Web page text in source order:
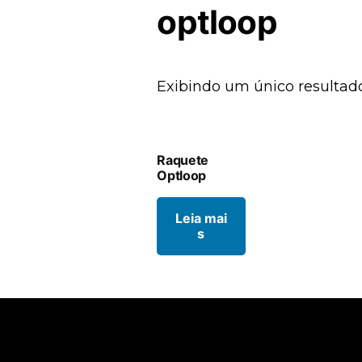
optloop
Exibindo um único
Raquete
Optloop
Leia mai
s